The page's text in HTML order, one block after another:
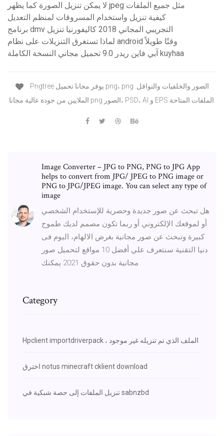
لا يمكن تنزيل الصورة كما يظهر jpeg مثل جميع الملفات
كيفية تنزيل واستخدام المسروقات لمنظم التعديل
برنامج dmv التجريبي المجاني 2018 كاليفورنيا تنزيل
لماذا تستغرق التنزيلات على نظام android وقتًا طويلاً
آبي فاين ريدر 9.0 تحميل مجاني النسخة الكاملة kuyhaa
Pngtree يوفر مجانا تحميل png، png الصور والخلفيات والنواقل.
Image Converter – JPG to PNG, PNG to JPG App
helps to convert from JPG/ JPEG to PNG image or
PNG to JPG/JPEG image. You can select any type of
image
هل تبحث عن صور جديدة وحصرية للإستخدام الشخصي
أو لموقعك الإلكتروني أو ربما تكون مصمم لديك طموح
كبيرة وتبحث عن صور مجانية بغرض الالهام، اليوم فى
دنيا التقنية سنتعرف علي أفضل 10 مواقع لتحميل صور
مجانية بدون حقوق 2021 يمكنك
Category
Hpclient importdriverpack ، الملف الذي تم تنزيله غير موجود
اخترق notus minecraft cklient download
تنزيل الملفات إلى حصة شبكية في sabnzbd